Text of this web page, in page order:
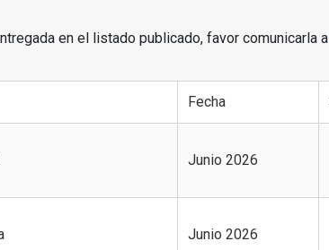
en el listado publicado, favor comunicarla a
Fecha
Junio 2026
Junio 2026